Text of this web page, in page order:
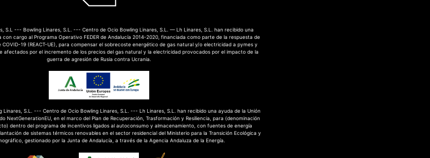
S.L --- Bowling Linares, S.L. --- Centro de Ocio Bowling Linares, S.L. — Lh Linares, S.L. han recibido una
con cargo al Programa Operativo FEDER de Andalucía 2014-2020, financiada como parte de la respuesta de
COVID-19 (REACT-UE), para compensar el sobrecoste energético de gas natural y/o electricidad a pymes y
afectados por el incremento de los precios del gas natural y la electricidad provocados por el impacto de la
guerra de agresión de Rusia contra Ucrania.
Linares, S.L. --- Centro de Ocio Bowling Linares, S.L. --- Lh Linares, S.L. han recibido una ayuda de la Unión
NextGenerationEU, en el marco del Plan de Recuperación, Trasformación y Resiliencia, para (denominación
dentro del programa de incentivos ligados al autoconsumo y almacenamiento, con fuentes de energía
de sistemas térmicos renovables en el sector residencial del Ministerio para la Transición Ecológica y
gestionado por la Junta de Andalucía, a través de la Agencia Andaluza de la Energía.